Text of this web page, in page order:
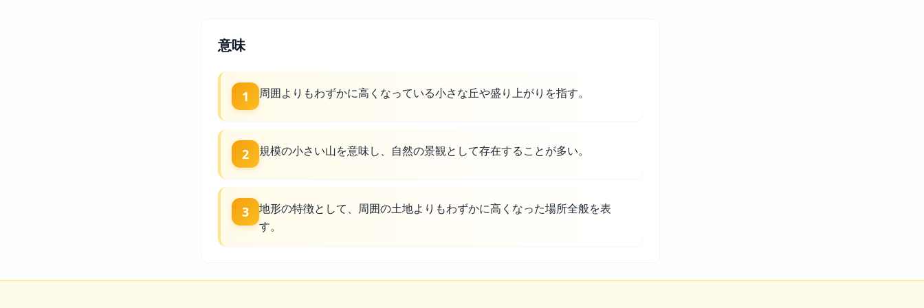
意味
1 周囲よりもわずかに高くなっている小さな丘や盛り上がりを指す。
2 規模の小さい山を意味し、自然の景観として存在することが多い。
3
地形の特徴として、周囲の土地よりもわずかに高くなった場所全般を表
す。